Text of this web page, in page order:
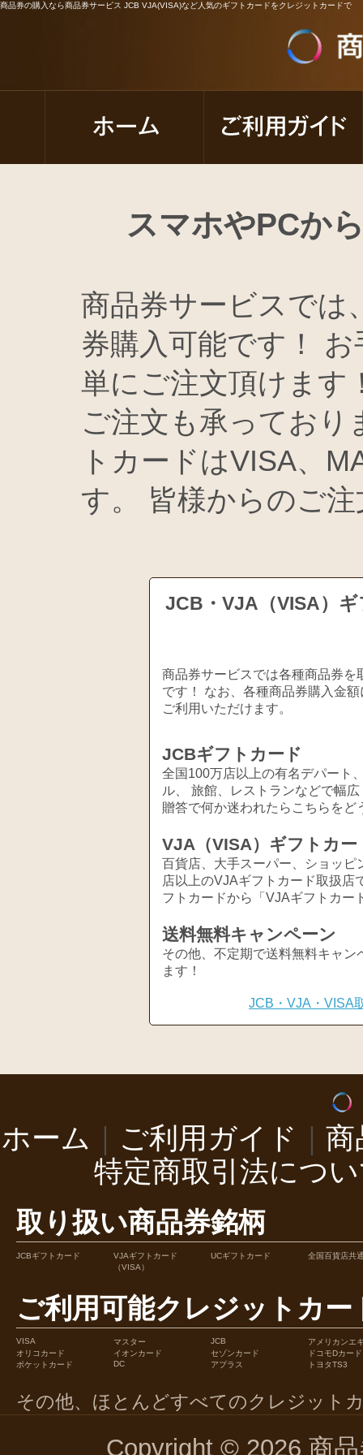
商品券の購入なら商品券サービス JCB VJA(VISA)など人気のギフトカードをクレジットカードで
スマホやPCか
商品券サービスでは
券購入可能です！
単にご注文頂けます
ご注文も承っており
トカードはVISA、
す。 皆様からのご
JCB・VJA（VISA）
商品券サービスでは各種商品券
です！ なお、各種商品券購入金
ご利用いただけます。
JCBギフトカード
全国100万店以上の有名デパート
ル、 旅館、レストランなどで幅
贈答で何か迷われたらこちらをど
VJA（VISA）ギフトカー
百貨店、大手スーパー、ショッ
店以上のVJAギフトカード取扱店
フトカードから「VJAギフトカー
送料無料キャンペーン
その他、不定期で送料無料キャ
ます！
JCB・VJA・VISA
ホーム ご利用ガイド
商
特定商取引法につ
取り扱い商品券銘柄
JCBギフトカード
VJAギフトカード
（VISA）
UCギフトカード 全国百貨店共
ご利用可能クレジットカー
VISA マスター JCB
アメリカンエ
オリコカード
イオンカード セゾンカード
ドコモDカード
ポケットカード
DC アプラス トヨタTS3
その他、ほとんどすべてのクレジット
Copyright © 2026 商